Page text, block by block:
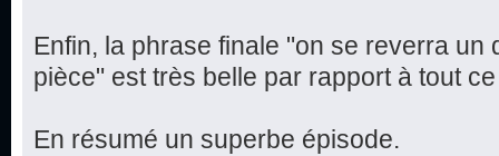
Enfin, la phrase finale "on se reverra un
pièce" est très belle par rapport à tout
En résumé un superbe épisode.